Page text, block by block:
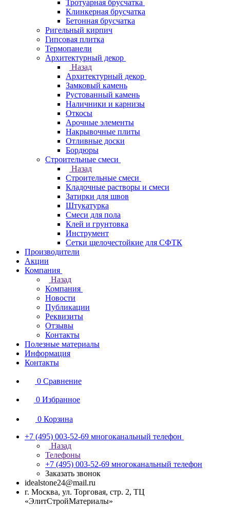
Тротуарная брусчатка
Клинкерная брусчатка
Бетонная брусчатка
Ригельный кирпич
Гипсовая плитка
Термопанели
Архитектурный декор
Назад
Архитектурный декор
Замковый камень
Рустованный камень
Наличники и карнизы
Откосы
Арочные элементы
Накрывочные плиты
Отливные доски
Бордюры
Строительные смеси
Назад
Строительные смеси
Кладочные растворы и смеси
Затирки для швов
Штукатурка
Смеси для пола
Клей и грунтовка
Инструмент
Сетки щелочестойкие для СФТК
Производители
Акции
Компания
Назад
Компания
Новости
Публикации
Реквизиты
Отзывы
Контакты
Полезные материалы
Информация
Контакты
0 Сравнение
0 Избранное
0 Корзина
+7 (495) 003-52-69 многоканальный телефон
Назад
Телефоны
+7 (495) 003-52-69 многоканальный телефон
Заказать звонок
idealstone24@mail.ru
г. Москва, ул. Торговая, стр. 2, ТЦ
«ЭлитСтройМатериалы»